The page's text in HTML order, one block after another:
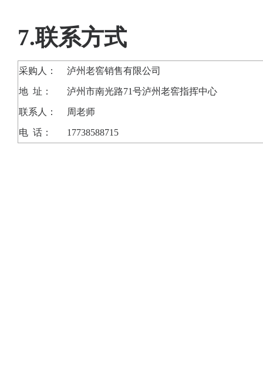
7.联系方式
采购人 ： 泸州老窖销售有限公司
地 址： 泸州市南光路71号泸州老窖指挥中心
联系人： 周老师
电 话： 17738588715